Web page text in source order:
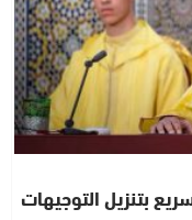
بتنزيل التوجيهات